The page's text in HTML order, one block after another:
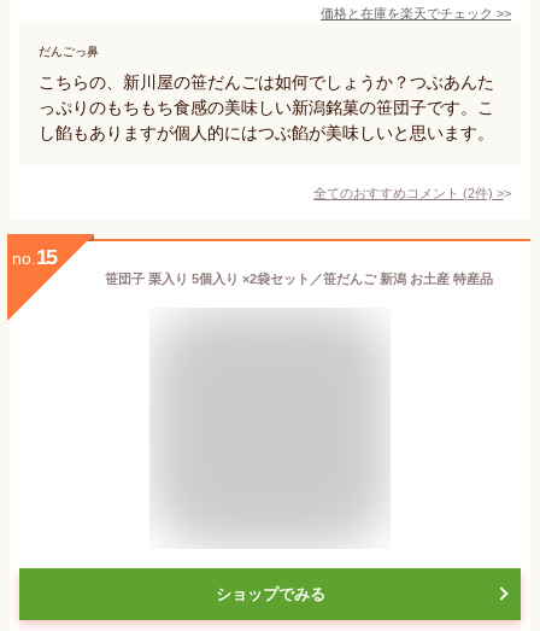
価格と在庫を楽天でチェック >>
だんごっ鼻
こちらの、新川屋の笹だんごは如何でしょうか？つぶあんた
っぷりのもちもち食感の美味しい新潟銘菓の笹団子です。こ
し餡もありますが個人的にはつぶ餡が美味しいと思います。
全てのおすすめコメント (2件) >
no. 15
笹団子 栗入り 5個入り ×2袋セット／笹だんご 新潟 お土産 特産品
ショップでみる